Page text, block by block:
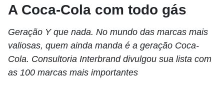
A Coca-Cola com todo gás
Geração Y que nada. No mundo das marcas mais
valiosas, quem ainda manda é a geração Coca-
Cola. Consultoria Interbrand divulgou sua lista com
as 100 marcas mais importantes